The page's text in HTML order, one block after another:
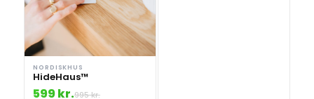
NORDISKHUS
HideHaus™
599 kr.995 kr.